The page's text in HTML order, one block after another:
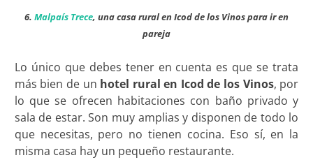
6. Malpaís Trece, una casa rural en Icod de los Vinos para ir en
pareja
Lo único que debes tener en cuenta es que se trata
más bien de un hotel rural en Icod de los Vinos, por
lo que se ofrecen habitaciones con baño privado y
sala de estar. Son muy amplias y disponen de todo lo
que necesitas, pero no tienen cocina. Eso sí, en la
misma casa hay un pequeño restaurante.